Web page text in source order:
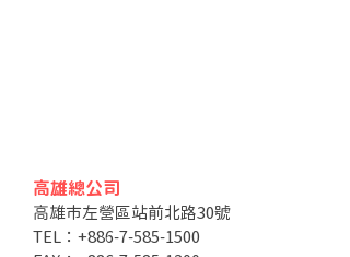
高雄總公司
高雄市左營區站前北路30號
TEL：+886-7-585-1500